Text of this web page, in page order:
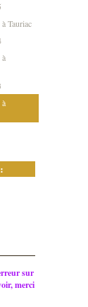
Tauriac
sur
merci